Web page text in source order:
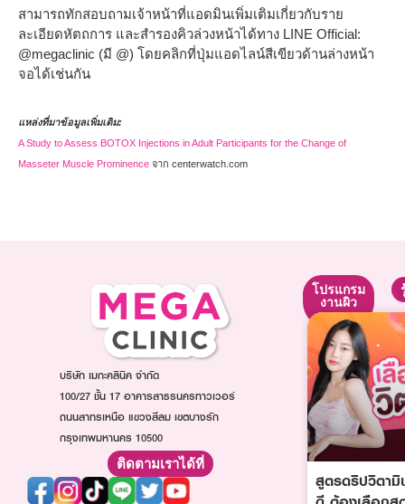
สามารถทักสอบถามเจ้าหน้าที่แอดมินเพิ่มเติมเกี่ยวกับราย
ละเอียดหัตถการ และสำรองคิวล่วงหน้าได้ทาง LINE Official:
@megaclinic (มี @) โดยคลิกที่ปุ่มแอดไลน์สีเขียวด้านล่างหน้า
จอได้เช่นกัน
แหล่งที่มาข้อมูลเพิ่มเติม:
A Study to Assess BOTOX Injections in Adult Participants for the Change of
Masseter Muscle Prominence จาก centerwatch.com
บริษัท เมกะคลินิค จำกัด
100/27 ชั้น 17 อาคารสาธรนครทาวเวอร์
ถนนสาทรเหนือ แขวงสีลม เขตบางรัก
กรุงเทพมหานคร 10500
ติดตามเราได้ที่
โปรแกรม
ปรับรูป
หน้า
โปรแกรม
ฉีดโบท็
อก
โปร
แก
รม
ฉีด
เลอ
โปรแกรม
ยกกระชับ
โปรแกรม
Ultraformer
โปรแกรม
Oligio
โปรแกรม
Thermage
โปรแกรม
ฉีด
Sculptra
โปรแกรม
โปรแกรม
งานผิว
โปรแกรม
ฉีดหน้า
ใส
โปรแกรม
ฉีดออร่า
ไวท์
โปรแกรม
ฉีด
วิตามิน
ผิว
สูตรดริปวิตา